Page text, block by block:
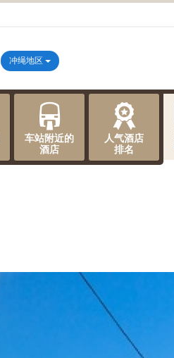
冲绳地区
车站附近的
酒店
人气酒店
排名